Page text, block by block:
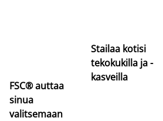
FSC® auttaa
sinua
valitsemaan
Stailaa kotisi
tekokukilla ja -
kasveilla